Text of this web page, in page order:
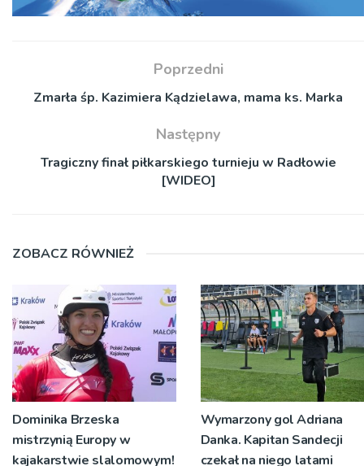
Poprzedni
Zmarła śp. Kazimiera Kądzielawa, mama ks. Marka
Następny
Tragiczny finał piłkarskiego turnieju w Radłowie
[WIDEO]
ZOBACZ RÓWNIEŻ
Dominika Brzeska
mistrzynią Europy w
kajakarstwie slalomowym!
Wymarzony gol Adriana
Danka. Kapitan Sandecji
czekał na niego latami